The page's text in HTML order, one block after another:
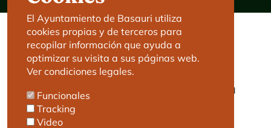
El Ayuntamiento de Basauri utiliza
cookies propias y de terceros para
recopilar información que ayuda a
optimizar su visita a sus páginas web.
Ver condiciones legales.
Funcionales
Tracking
Video
CONTACTO
Basauri le atiende
Cita previa
LEGAL
Aviso legal
Política de privacidad